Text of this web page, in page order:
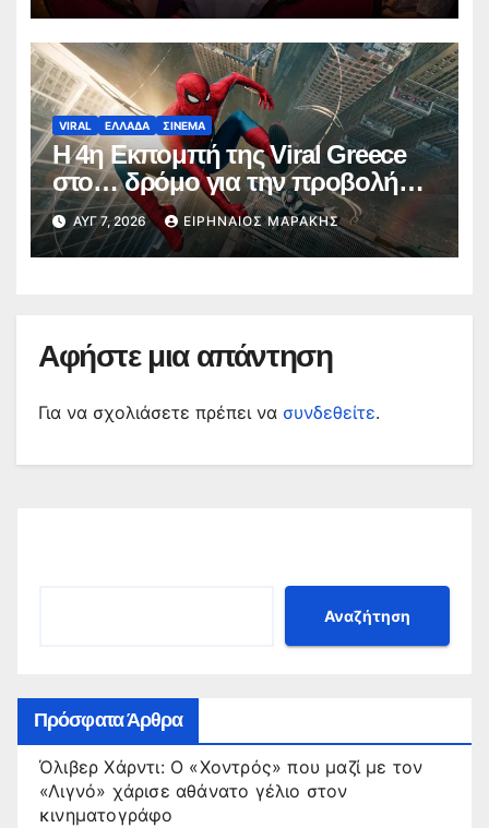
VIRAL ΕΛΛΑΔΑ ΣΙΝΕΜΑ
Η 4η Εκπομπή της Viral Greece
στο… δρόμο για την προβολή
του Spider-Man: Brand New Day
(video)
ΑΥΓ 7, 2026 ΕΙΡΗΝΑΊΟΣ ΜΑΡΆΚΗΣ
Αφήστε μια απάντηση
Για να σχολιάσετε πρέπει να συνδεθείτε.
Αναζήτηση
Πρόσφατα Άρθρα
Όλιβερ Χάρντι: Ο «Χοντρός» που μαζί με τον
«Λιγνό» χάρισε αθάνατο γέλιο στον
κινηματογράφο